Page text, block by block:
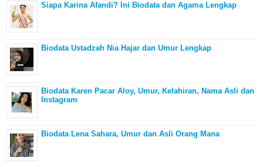
Siapa Karina Afandi? Ini Biodata dan Agama Lengkap
Biodata Ustadzah Nia Hajar dan Umur Lengkap
Biodata Karen Pacar Aloy, Umur, Kelahiran, Nama Asli dan
Instagram
Biodata Lena Sahara, Umur dan Asli Orang Mana